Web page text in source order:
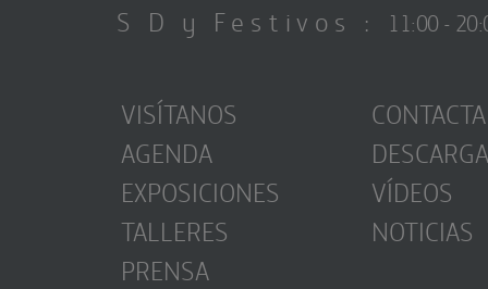
S D y Festivos : 11:00 -
VISÍTANOS
AGENDA
EXPOSICIONES
TALLERES
PRENSA
CONTACTA
VÍDEOS
NOTICIAS